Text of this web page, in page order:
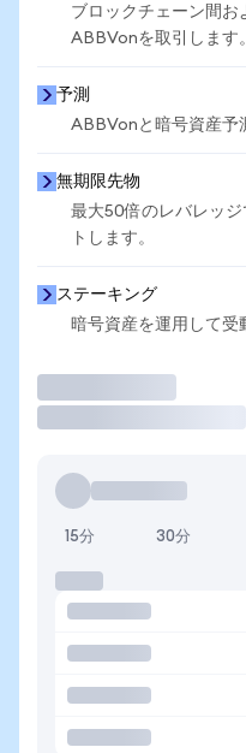
ブロックチェーン間お
ABBVonを取引します。
予測
ABBVonと暗号資産予
無期限先物
最大50倍のレバレッ
トします。
ステーキング
暗号資産を運用して受
15分 30分